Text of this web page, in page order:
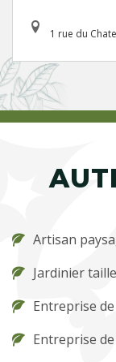
1 rue du
Artisan
Jardinier
Entreprise
Entreprise